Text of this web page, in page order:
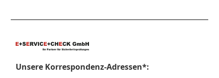
Unsere Korrespondenz-Adressen*: